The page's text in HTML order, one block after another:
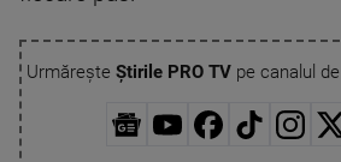
Urmărește Știrile PRO TVpe canalul